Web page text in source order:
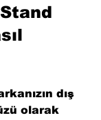
dış
olarak